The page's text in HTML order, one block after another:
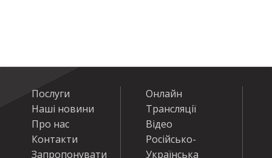
Послуги
Наші новини
Про нас
Контакти
Запропонувати
Онлайн
Трансляції
Відео
Російсько-
Українська